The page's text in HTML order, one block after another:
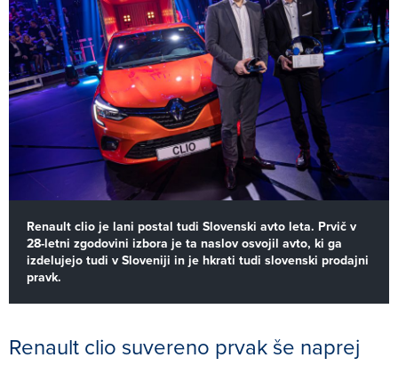
Renault clio je lani postal tudi Slovenski avto leta. Prvič v
28-letni zgodovini izbora je ta naslov osvojil avto, ki ga
izdelujejo tudi v Sloveniji in je hkrati tudi slovenski prodajni
pravk.
Renault clio suvereno prvak še naprej